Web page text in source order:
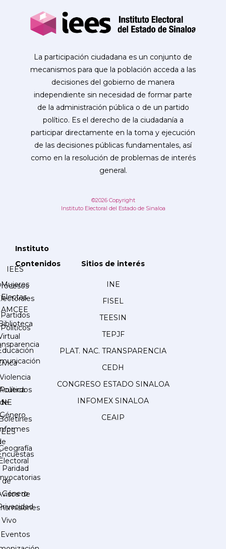
La participación ciudadana es un conjunto de
mecanismos para que la población acceda a las
decisiones del gobierno de manera
independiente sin necesidad de formar parte
de la administración pública o de un partido
político. Es el derecho de la ciudadanía a
participar directamente en la toma y ejecución
de las decisiones públicas fundamentales, así
como en la resolución de problemas de interés
general.
©2026 Copyright
Instituto Electoral del Estado de Sinaloa
Instituto
IEES
Partidos
Políticos
de
Contenidos
Mujeres
Electas
AMCEE
Violencia
Política
de
Género
Paridad
de
Género
Eventos
Sitios de interés
INE
FISEL
TEESIN
TEPJF
PLAT. NAC. TRANSPARENCIA
CEDH
CONGRESO ESTADO SINALOA
INFOMEX SINALOA
CEAIP